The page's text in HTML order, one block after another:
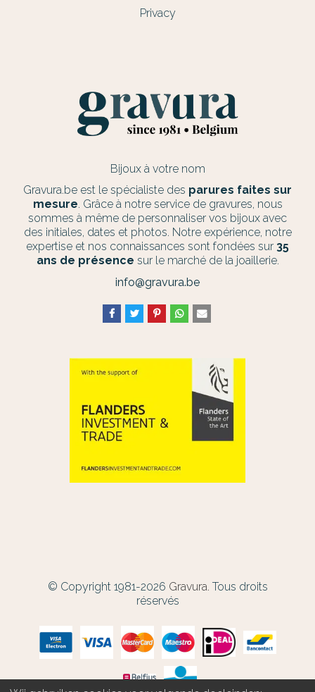
Privacy
Bijoux à votre nom
Gravura.be est le spécialiste des parures faites sur
mesure. Grâce à notre service de gravures, nous
sommes à même de personnaliser vos bijoux avec
des initiales, dates et photos. Notre expérience, notre
expertise et nos connaissances sont fondées sur 35
ans de présence sur le marché de la joaillerie.
info@gravura.be
© Copyright 1981-2026 Gravura. Tous droits
réservés